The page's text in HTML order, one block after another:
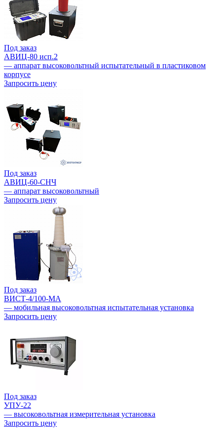
Под заказ
АВИЦ-80 исп.2
— аппарат высоковольтный испытательный в пластиковом
корпусе
Запросить цену
Под заказ
АВИЦ-60-СНЧ
— аппарат высоковольтный
Запросить цену
Под заказ
ВИСТ-4/100-МА
— мобильная высоковольтная испытательная установка
Запросить цену
Под заказ
УПУ-22
— высоковольтная измерительная установка
Запросить цену